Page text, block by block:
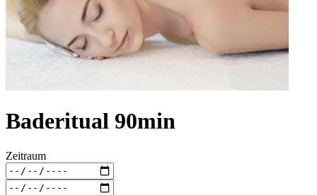
Baderitual 90min
Zeitraum